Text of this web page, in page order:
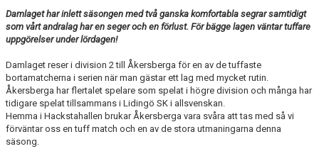
Damlaget har inlett säsongen med två ganska komfortabla segrar samtidigt
som vårt andralag har en seger och en förlust. För bägge lagen väntar tuffare
uppgörelser under lördagen!
Damlaget reser i division 2 till Åkersberga för en av de tuffaste
bortamatcherna i serien när man gästar ett lag med mycket rutin.
Åkersberga har flertalet spelare som spelat i högre division och många har
tidigare spelat tillsammans i Lidingö SK i allsvenskan.
Hemma i Hackstahallen brukar Åkersberga vara svåra att tas med så vi
förväntar oss en tuff match och en av de stora utmaningarna denna
säsong.